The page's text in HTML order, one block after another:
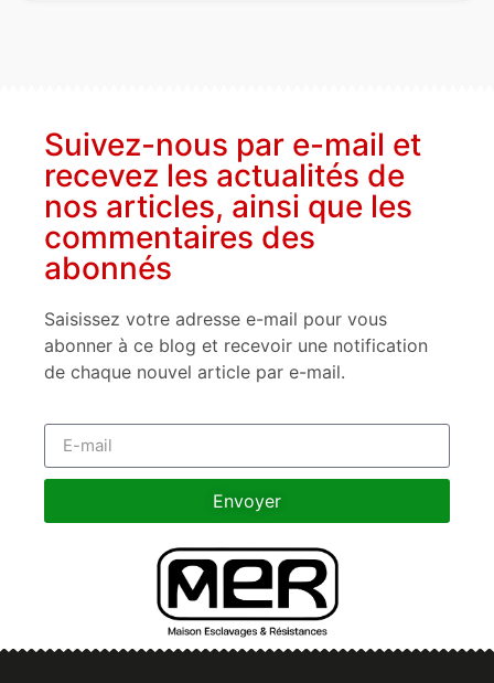
Suivez-nous par e-mail et
recevez les actualités de
nos articles, ainsi que les
commentaires des
abonnés
Saisissez votre adresse e-mail pour vous
abonner à ce blog et recevoir une notification
de chaque nouvel article par e-mail.
Envoyer